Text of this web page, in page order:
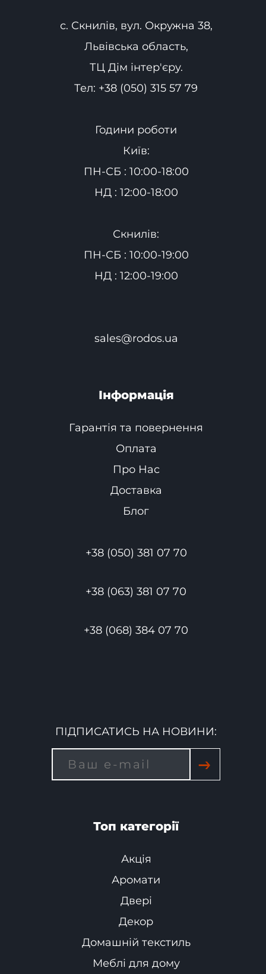
с. Скнилів, вул. Окружна 38,
Львівська область,
ТЦ Дім інтер'єру.
Тел: +38 (050) 315 57 79
Години роботи
Київ:
ПН-СБ : 10:00-18:00
НД : 12:00-18:00
Скнилів:
ПН-СБ : 10:00-19:00
НД : 12:00-19:00
sales@rodos.ua
Інформація
Гарантія та повернення
Оплата
Про Нас
Доставка
Блог
+38 (050) 381 07 70
+38 (063) 381 07 70
+38 (068) 384 07 70
ПІДПИСАТИСЬ НА НОВИНИ:
→
Топ категорії
Акція
Аромати
Двері
Декор
Домашній текстиль
Меблі для дому